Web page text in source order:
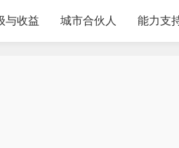
与收益 城市合伙人 能力支